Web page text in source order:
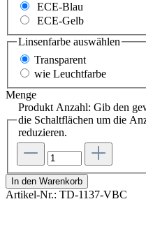
ECE-Blau
ECE-Gelb
Linsenfarbe auswählen
Transparent
wie Leuchtfarbe
Menge
Produkt Anzahl: Gib den
die Schaltflächen um die
reduzieren.
In den Warenkorb
Artikel-Nr.: TD-1137-VBC